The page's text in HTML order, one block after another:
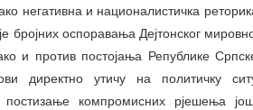
негативна и националистичка
бројних оспоравања Дејтонског
и против постојања Републике
директно утичу на политичку
компромисних рјешења